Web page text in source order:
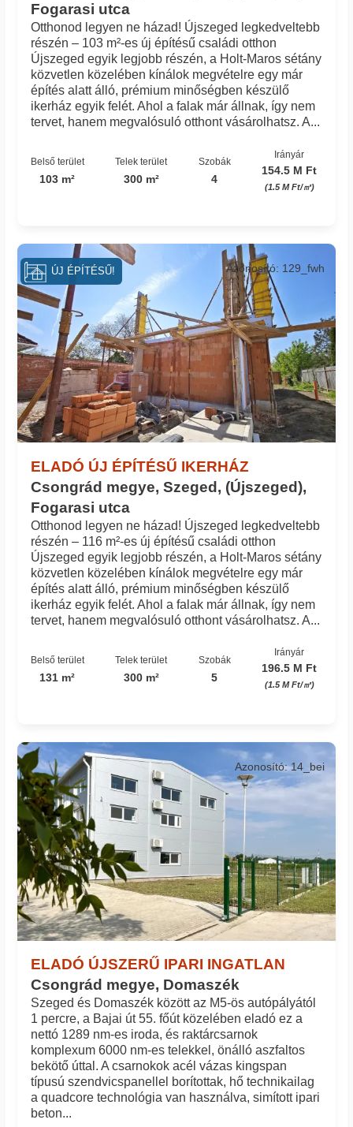
Fogarasi utca
Otthonod legyen ne házad! Újszeged legkedveltebb
részén – 103 m²-es új építésű családi otthon
Újszeged egyik legjobb részén, a Holt-Maros sétány
közvetlen közelében kínálok megvételre egy már
építés alatt álló, prémium minőségben készülő
ikerház egyik felét. Ahol a falak már állnak, így nem
tervet, hanem megvalósuló otthont vásárolhatsz. A...
Belső terület
103 m²
Telek terület
300 m²
Szobák
4
Irányár
154.5 M Ft
(1.5 M Ft/㎡)
ELADÓ ÚJ ÉPÍTÉSŰ IKERHÁZ
Csongrád megye, Szeged, (Újszeged),
Fogarasi utca
Azonosító: 129_fwh
Otthonod legyen ne házad! Újszeged legkedveltebb
részén – 116 m²-es új építésű családi otthon
Újszeged egyik legjobb részén, a Holt-Maros sétány
közvetlen közelében kínálok megvételre egy már
építés alatt álló, prémium minőségben készülő
ikerház egyik felét. Ahol a falak már állnak, így nem
tervet, hanem megvalósuló otthont vásárolhatsz. A...
Belső terület
131 m²
Telek terület
300 m²
Szobák
5
Irányár
196.5 M Ft
(1.5 M Ft/㎡)
ÚJ ÉPÍTÉSŰ!
ELADÓ ÚJSZERŰ IPARI INGATLAN
Csongrád megye, Domaszék
Azonosító: 14_bei
Szeged és Domaszék között az M5-ös autópályától
1 percre, a Bajai út 55. főút közelében eladó ez a
nettó 1289 nm-es iroda, és raktárcsarnok
komplexum 6000 nm-es telekkel, önálló aszfaltos
bekötő úttal. A csarnokok acél vázas kingspan
típusú szendvicspanellel borítottak, hő technikailag
a quadcore technológia van használva, simított ipari
beton...